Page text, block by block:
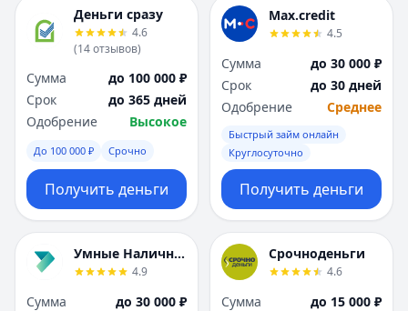
Деньги сразу
4.6
(14отзывов)
Сумма
до 100 000 ₽
Срок
до 365 дней
Одобрение
Высокое
До 100 000 ₽ Срочно
Получить деньги
Max.credit
4.5
Сумма
до 30 000 ₽
Срок
до 30 дней
Одобрение
Среднее
Быстрый займ онлайн
Круглосуточно
Получить деньги
Умные Наличные
4.9
Сумма
до 30 000 ₽
Срочноденьги
4.6
Сумма
до 15 000 ₽